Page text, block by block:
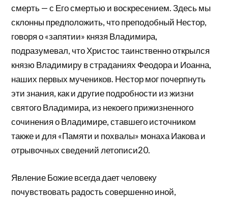
смерть — с Его смертью и воскресением. Здесь мы
склонны предположить, что преподобный Нестор,
говоря о «запятии» князя Владимира,
подразумевал, что Христос таинственно открылся
князю Владимиру в страданиях Феодора и Иоанна,
наших первых мучеников. Нестор мог почерпнуть
эти знания, как и другие подробности из жизни
святого Владимира, из некоего прижизненного
сочинения о Владимире, ставшего источником
также и для «Памяти и похвалы» монаха Иакова и
отрывочных сведений летописи20.
Явление Божие всегда дает человеку
почувствовать радость совершенно иной,